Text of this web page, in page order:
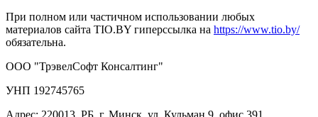
При полном или частичном использовании любых
материалов сайта TIO.BY гиперссылка на https://www.tio.by/
обязательна.
ООО "ТрэвелСофт Консалтинг"
УНП 192745765
Адрес: 220013, РБ, г. Минск, ул. Кульман 9, офис 391